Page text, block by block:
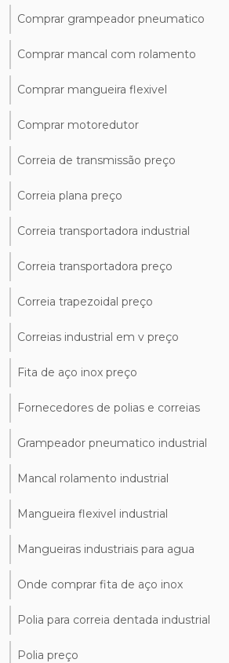
Comprar grampeador pneumatico
Comprar mancal com rolamento
Comprar mangueira flexivel
Comprar motoredutor
Correia de transmissão preço
Correia plana preço
Correia transportadora industrial
Correia transportadora preço
Correia trapezoidal preço
Correias industrial em v preço
Fita de aço inox preço
Fornecedores de polias e correias
Grampeador pneumatico industrial
Mancal rolamento industrial
Mangueira flexivel industrial
Mangueiras industriais para agua
Onde comprar fita de aço inox
Polia para correia dentada industrial
Polia preço